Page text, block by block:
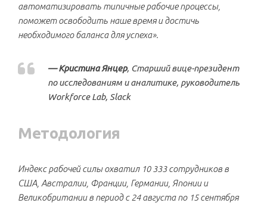
автоматизировать типичные рабочие процессы,
поможет освободить наше время и достичь
необходимого баланса для успеха».
— Кристина Янцер, Старший вице-президент
по исследованиям и аналитике, руководитель
Workforce Lab, Slack
Методология
Индекс рабочей силы охватил 10 333 сотрудников в
США, Австралии, Франции, Германии, Японии и
Великобритании в период с 24 августа по 15 сентября